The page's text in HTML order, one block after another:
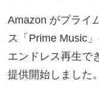
Amazon がプライ
ス「Prime Music
エンドレス再生で
提供開始しました。